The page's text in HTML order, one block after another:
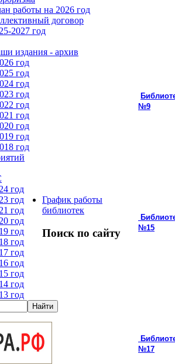
работы на 2026 год
договор
2027 год
издания - архив
год
год
год
год
год
год
год
год
год
год
год
год
год
год
год
год
год
год
год
год
График работы
библиотек
Поиск по сайту
№9
№15
№17